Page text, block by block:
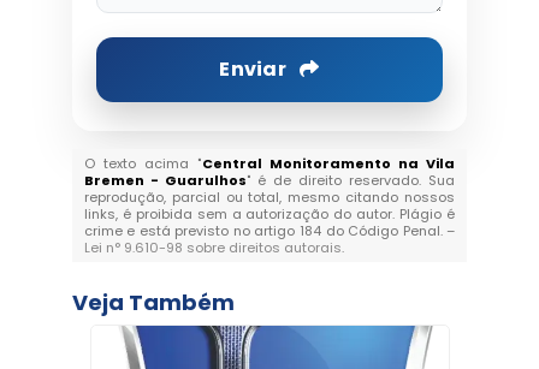
Enviar
O texto acima "Central Monitoramento na Vila
Bremen - Guarulhos" é de direito reservado. Sua
reprodução, parcial ou total, mesmo citando nossos
links, é proibida sem a autorização do autor. Plágio é
crime e está previsto no artigo 184 do Código Penal. –
Lei n° 9.610-98 sobre direitos autorais.
Veja Também